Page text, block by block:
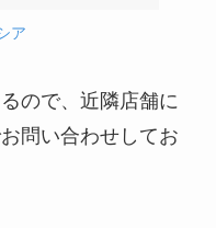
ア
ので、近隣店舗に
問い合わせしてお